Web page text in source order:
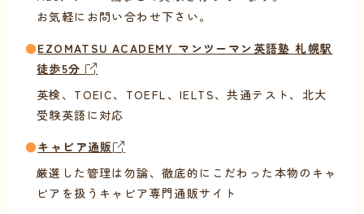
お気軽にお問い合わせ下さい。
●EZOMATSU ACADEMY マンツーマン英語塾 札幌駅
徒歩5分
英検、TOEIC、TOEFL、IELTS、共通テスト、北大
受験英語に対応
●キャビア通販
厳選した管理は勿論、徹底的にこだわった本物のキャ
ビアを扱うキャビア専門通販サイト